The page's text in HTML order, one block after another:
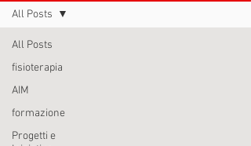
All Posts
fisioterapia
AIM
formazione
Progetti e
All Posts